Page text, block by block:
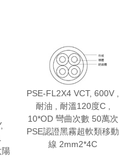
陽
PSE-FL2X4 VCT, 600V ,
耐油 , 耐溫120度C ,
10*OD 彎曲次數 50萬次
PSE認證黑霧超軟類移動
線 2mm2*4C